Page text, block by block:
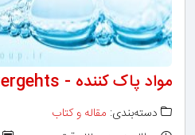
مواد پاک کننده - Detergehts
دسته‌بندی: مقاله و کتاب